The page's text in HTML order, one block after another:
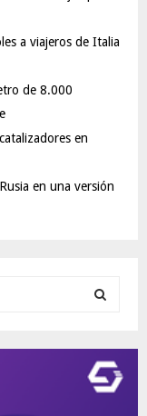
a viajeros de Italia
de 8.000
en
en una versión
E